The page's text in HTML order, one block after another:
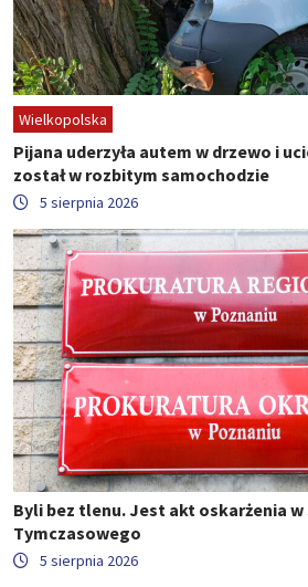
Wielkopolska
Pijana uderzyła autem w drzewo i
został w rozbitym samochodzie
5 sierpnia 2026
Byli bez tlenu. Jest akt oskarżenia
Tymczasowego
5 sierpnia 2026